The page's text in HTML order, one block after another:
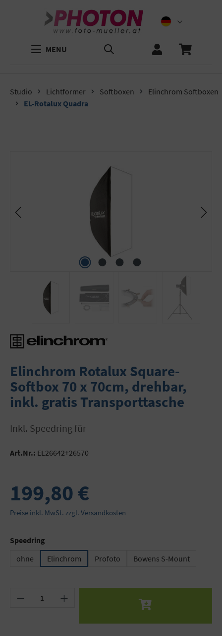
MENU
Studio Lichtformer Softboxen
Elinchrom Softboxen
EL-Rotalux Quadra
Elinchrom Rotalux Square-
Softbox 70 x 70cm, drehbar,
inkl. gratis Transporttasche
inkl. Speedring für
Art.Nr.: EL26642+26570
199,80 €
Preise inkl. MwSt. zzgl. Versandkosten
Speedring
ohne
Elinchrom Profoto Bowens S-Mount
Produkt Anzahl: Gib den gewünschten Wert